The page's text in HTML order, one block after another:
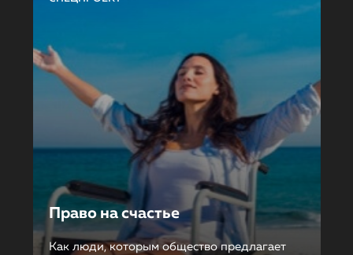
Право на счастье
Как люди, которым общество предлагает